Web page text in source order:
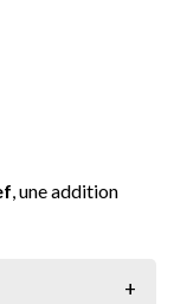
, une addition
+